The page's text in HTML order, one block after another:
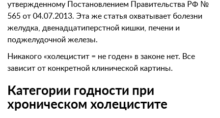
утвержденному Постановлением Правительства РФ №
565 от 04.07.2013. Эта же статья охватывает болезни
желудка, двенадцатиперстной кишки, печени и
поджелудочной железы.
Никакого «холецистит = не годен» в законе нет. Все
зависит от конкретной клинической картины.
Категории годности при
хроническом холецистите